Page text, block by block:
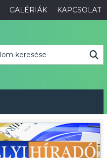
GALÉRIÁK KAPCSOLAT